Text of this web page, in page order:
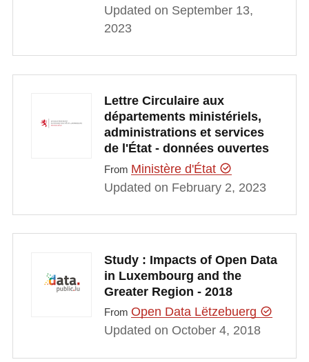
Updated on September 13,
2023
Lettre Circulaire aux
départements ministériels,
administrations et services
de l'État - données ouvertes
From Ministère d'État
Updated on February 2, 2023
Study : Impacts of Open Data
in Luxembourg and the
Greater Region - 2018
From Open Data Lëtzebuerg
Updated on October 4, 2018